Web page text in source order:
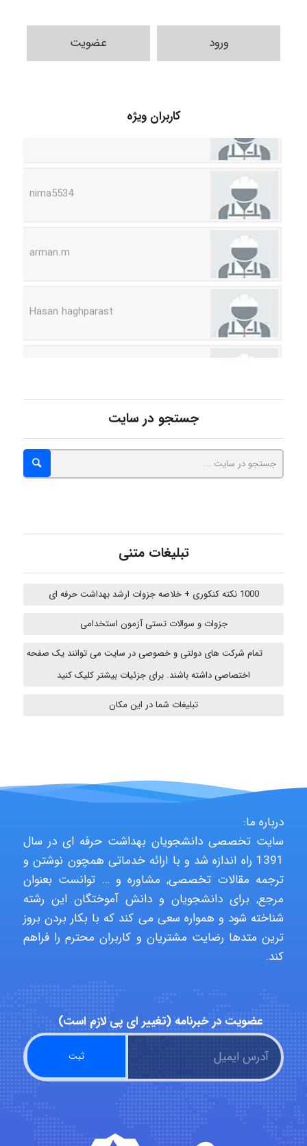
ورود عضویت
کاربران ویژه
Minoo1375
Sara
ABOALFZAL ZAREI
Hasan haghparast
shbnm72
Minoo1375
ZAK
جستجو در سایت
تبلیغات متنی
1000 نکته کنکوری + خلاصه جزوات ارشد بهداشت حرفه ای
جزوات و سوالات تستی آزمون استخدامی
تمام شرکت های دولتی و خصوصی در سایت می توانند یک صفحه
اختصاصی داشته باشند. برای جزئیات بیشتر کلیک کنید
تبلیغات شما در این مکان
درباره ما:
سایت تخصصی دانشجویان بهداشت حرفه ای در سال
1391 راه اندازه شد و با ارائه خدماتی همچون نوشتن و
ترجمه مقالات تخصصی, مشاوره و … توانست بعنوان
مرجع, برای دانشجویان و دانش آموختگان این رشته
شناخته شود و همواره سعی می کند که با بکار بردن بروز
ترین متدها رضایت مشتریان و کاربران محترم را فراهم
کند.
عضویت در خبرنامه (تغییر ای پی لازم است)